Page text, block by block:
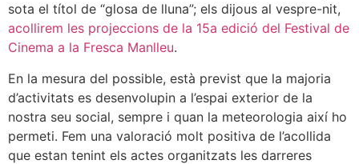
sota el títol de “glosa de lluna”; els dijous al vespre-nit,
acollirem les projeccions de la 15a edició del Festival de
Cinema a la Fresca Manlleu.
En la mesura del possible, està previst que la majoria
d’activitats es desenvolupin a l’espai exterior de la
nostra seu social, sempre i quan la meteorologia així ho
permeti. Fem una valoració molt positiva de l’acollida
que estan tenint els actes organitzats les darreres